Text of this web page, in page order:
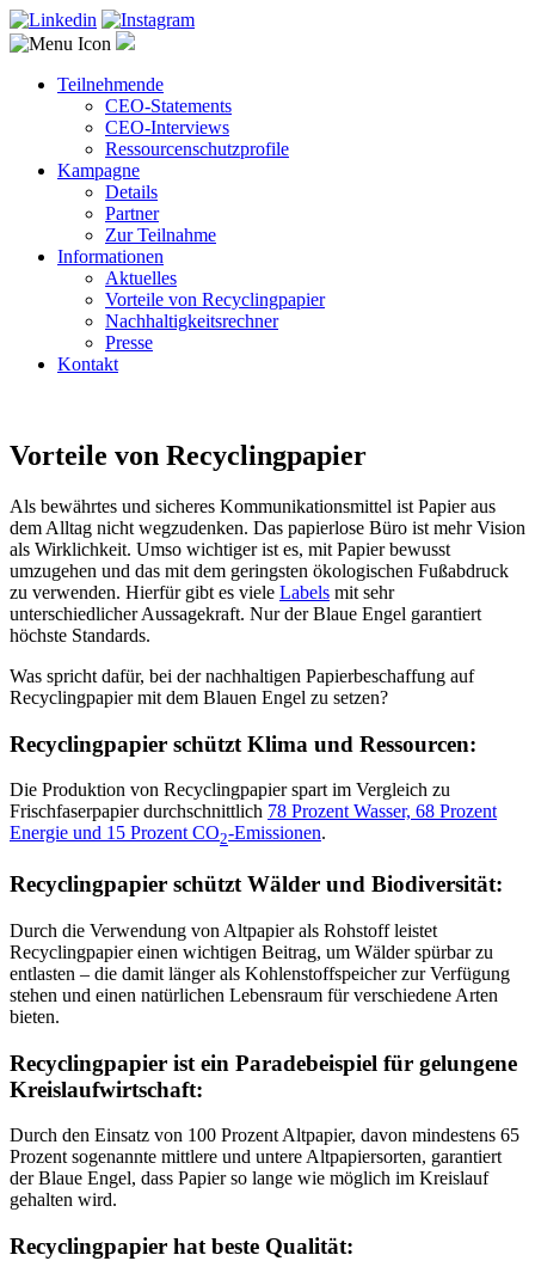
Teilnehmende
CEO-Statements
CEO-Interviews
Ressourcenschutzprofile
Kampagne
Details
Partner
Zur Teilnahme
Informationen
Aktuelles
Vorteile von Recyclingpapier
Nachhaltigkeitsrechner
Presse
Kontakt
Vorteile von Recyclingpapier
Als bewährtes und sicheres Kommunikationsmittel ist Papier aus
dem Alltag nicht wegzudenken. Das papierlose Büro ist mehr Vision
als Wirklichkeit. Umso wichtiger ist es, mit Papier bewusst
umzugehen und das mit dem geringsten ökologischen Fußabdruck
zu verwenden. Hierfür gibt es viele Labels mit sehr
unterschiedlicher Aussagekraft. Nur der Blaue Engel garantiert
höchste Standards.
Was spricht dafür, bei der nachhaltigen Papierbeschaffung auf
Recyclingpapier mit dem Blauen Engel zu setzen?
Recyclingpapier schützt Klima und Ressourcen:
Die Produktion von Recyclingpapier spart im Vergleich zu
Frischfaserpapier durchschnittlich 78 Prozent Wasser, 68 Prozent
Energie und 15 Prozent CO2-Emissionen.
Recyclingpapier schützt Wälder und Biodiversität:
Durch die Verwendung von Altpapier als Rohstoff leistet
Recyclingpapier einen wichtigen Beitrag, um Wälder spürbar zu
entlasten – die damit länger als Kohlenstoffspeicher zur Verfügung
stehen und einen natürlichen Lebensraum für verschiedene Arten
bieten.
Recyclingpapier ist ein Paradebeispiel für gelungene
Kreislaufwirtschaft:
Durch den Einsatz von 100 Prozent Altpapier, davon mindestens 65
Prozent sogenannte mittlere und untere Altpapiersorten, garantiert
der Blaue Engel, dass Papier so lange wie möglich im Kreislauf
gehalten wird.
Recyclingpapier hat beste Qualität: